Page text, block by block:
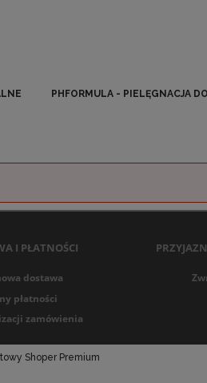
PHFORMULA - PIELĘGNACJA
I PŁATNOŚCI
dostawa
płatności
zamówienia
Shoper Premium